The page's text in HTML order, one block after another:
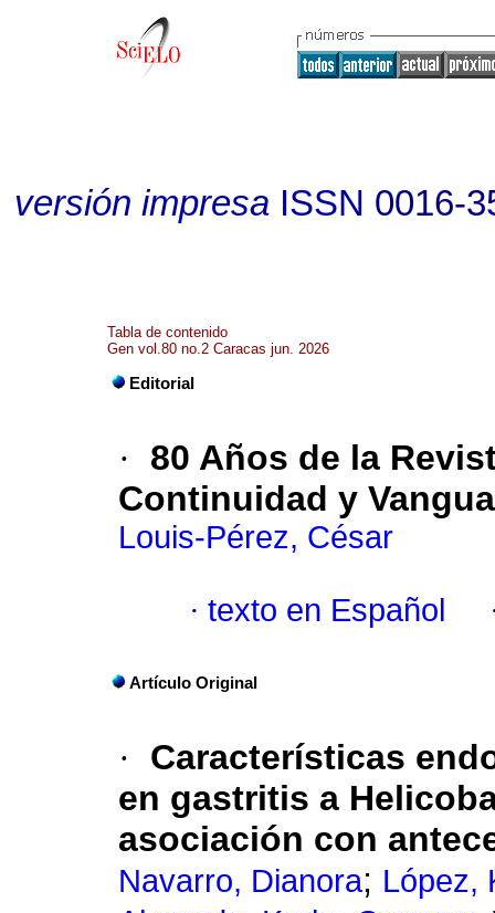
versión impresaISSN 0016-
Tabla de contenido
Gen vol.80 no.2 Caracas jun. 2026
Editorial
·
80 Años de la
Continuidad y
Louis-Pérez, César
· texto en Español
Artículo Original
·
Características
en gastritis a
asociación con
Navarro, Dianora; López,